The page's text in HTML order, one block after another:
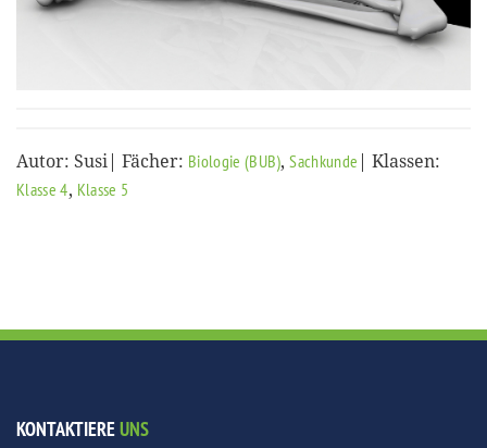
Autor: Susi| Fächer: Biologie (BUB),Sachkunde | Klassen:
Klasse 4, Klasse 5
KONTAKTIEREUNS